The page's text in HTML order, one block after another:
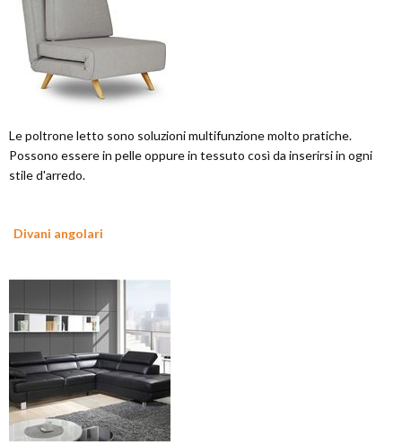
Le poltrone letto sono soluzioni multifunzione molto pratiche.
Possono essere in pelle oppure in tessuto così da inserirsi in ogni
stile d'arredo.
Divani angolari